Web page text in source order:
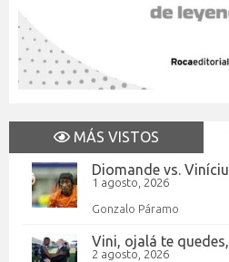
MÁS VISTOS
Diomande vs.
1 agosto, 2026
Gonzalo Páramo
Vini, ojalá te
2 agosto, 2026